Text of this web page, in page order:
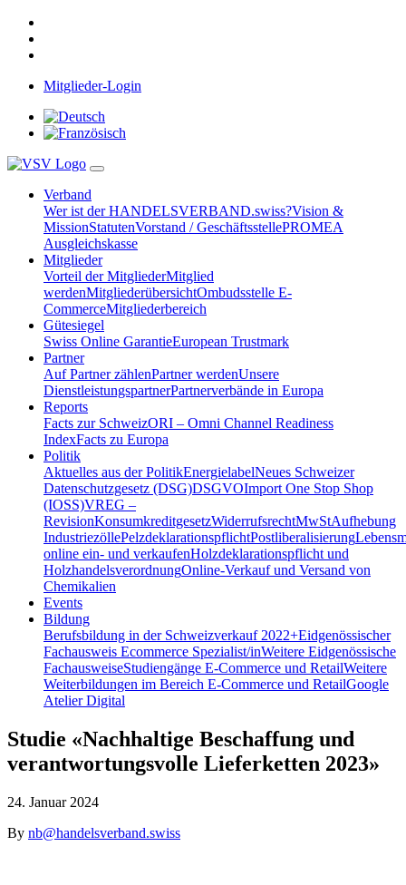
Mitglieder-Login
Verband
Wer ist der HANDELSVERBAND.swiss?Vision &
MissionStatutenVorstand / GeschäftsstellePROMEA
Ausgleichskasse
Mitglieder
Vorteil der MitgliederMitglied
werdenMitgliederübersichtOmbudsstelle E-
CommerceMitgliederbereich
Gütesiegel
Swiss Online GarantieEuropean Trustmark
Partner
Auf Partner zählenPartner werdenUnsere
DienstleistungspartnerPartnerverbände in Europa
Reports
Facts zur SchweizORI – Omni Channel Readiness
IndexFacts zu Europa
Politik
Aktuelles aus der PolitikEnergielabelNeues Schweizer
Datenschutzgesetz (DSG)DSGVOImport One Stop Shop
(IOSS)VREG –
RevisionKonsumkreditgesetzWiderrufsrechtMwStAufhebung
IndustriezöllePelzdeklarationspflichtPostliberalisierung
online ein- und verkaufenHolzdeklarationspflicht und
HolzhandelsverordnungOnline-Verkauf und Versand von
Chemikalien
Events
Bildung
Berufsbildung in der Schweizverkauf 2022+Eidgenössischer
Fachausweis Ecommerce Spezialist/inWeitere Eidgenössische
FachausweiseStudiengänge E-Commerce und RetailWeitere
Weiterbildungen im Bereich E-Commerce und RetailGoogle
Atelier Digital
Studie «Nachhaltige Beschaffung und
verantwortungsvolle Lieferketten 2023»
24. Januar 2024
By nb@handelsverband.swiss